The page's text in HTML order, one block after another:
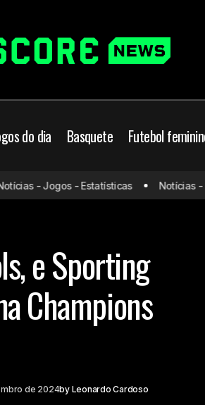
do dia Basquete Futebol
brilha com três gols, e Sporting
City na Champions League
- Jogos - Estatísticas Notícias -
e Sporting
Champions
de 2024by Leonardo Cardoso